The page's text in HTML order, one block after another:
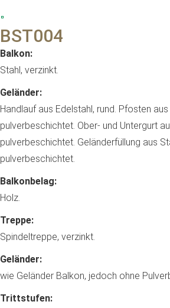
BST004
Balkon:
Stahl, verzinkt.
Geländer:
Handlauf aus Edelstahl, rund. Pfosten aus
pulverbeschichtet. Ober- und Untergurt
pulverbeschichtet. Geländerfüllung aus
pulverbeschichtet.
Balkonbelag:
Holz.
Treppe:
Spindeltreppe, verzinkt.
Geländer:
wie Geländer Balkon, jedoch ohne
Trittstufen: